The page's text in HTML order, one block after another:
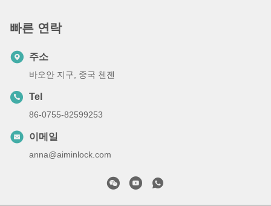
빠른 연락
주소
바오안 지구, 중국 첸젠
Tel
86-0755-82599253
이메일
anna@aiminlock.com